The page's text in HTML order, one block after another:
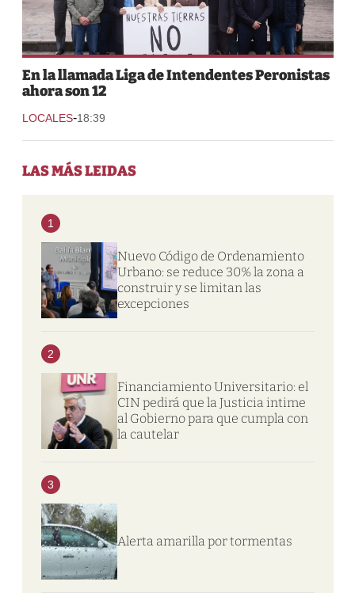
En la llamada Liga de Intendentes Peronistas
ahora son 12
LOCALES-18:39
LAS MÁS LEIDAS
1
Nuevo Código de Ordenamiento
Urbano: se reduce 30% la zona a
construir y se limitan las
excepciones
2
Financiamiento Universitario: el
CIN pedirá que la Justicia intime
al Gobierno para que cumpla con
la cautelar
3
Alerta amarilla por tormentas